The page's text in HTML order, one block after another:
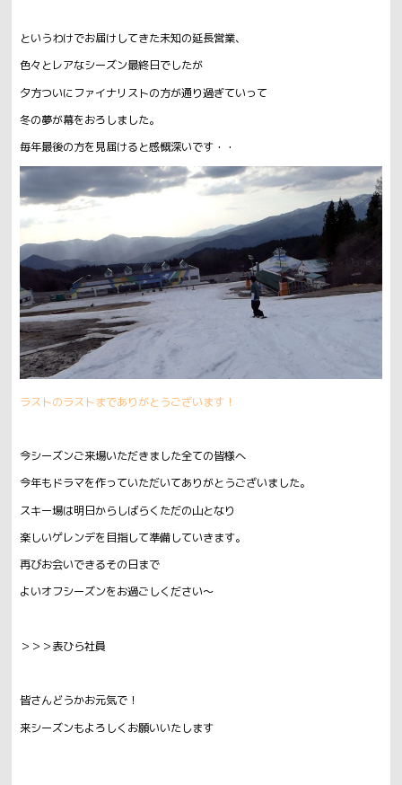
というわけでお届けしてきた未知の延長営業、
色々とレアなシーズン最終日でしたが
夕方ついにファイナリストの方が通り過ぎていって
冬の夢が幕をおろしました。
毎年最後の方を見届けると感慨深いです・・
ラストのラストまでありがとうございます！
今シーズンご来場いただきました全ての皆様へ
今年もドラマを作っていただいてありがとうございました。
スキー場は明日からしばらくただの山となり
楽しいゲレンデを目指して準備していきます。
再びお会いできるその日まで
よいオフシーズンをお過ごしください～
＞＞＞表ひら社員
皆さんどうかお元気で！
来シーズンもよろしくお願いいたします